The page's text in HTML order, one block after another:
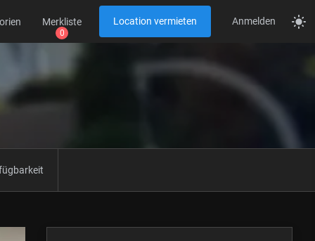
Merkliste Location vermieten Anmelden